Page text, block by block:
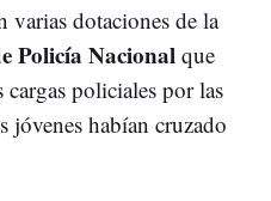
dotaciones de la
Policía Nacional que
policiales por las
jóvenes habían cruzado